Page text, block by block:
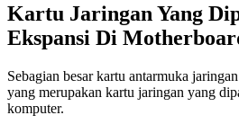
Kartu Jaringan Yang
Ekspansi Di
Sebagian besar kartu antarmuka
yang merupakan kartu jaringan yang
komputer.